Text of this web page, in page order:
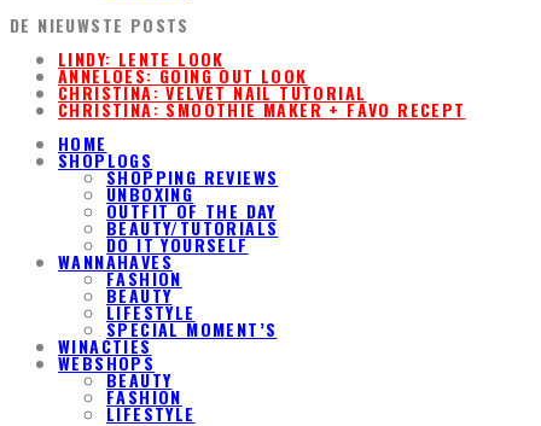
DE NIEUWSTE POSTS
LINDY: LENTE LOOK
ANNELOES: GOING OUT LOOK
CHRISTINA: VELVET NAIL TUTORIAL
CHRISTINA: SMOOTHIE MAKER + FAVO RECEPT
HOME
SHOPLOGS
SHOPPING REVIEWS
UNBOXING
OUTFIT OF THE DAY
BEAUTY/TUTORIALS
DO IT YOURSELF
WANNAHAVES
FASHION
BEAUTY
LIFESTYLE
SPECIAL MOMENT’S
WINACTIES
WEBSHOPS
BEAUTY
FASHION
LIFESTYLE